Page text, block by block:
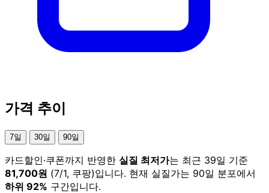
가격 추이
7일 30일 90일
카드할인·쿠폰까지 반영한 실질 최저가는 최근 39일 기준
81,700원 (7/1, 쿠팡)입니다. 현재 실질가는 90일 분포에서
하위 92% 구간입니다.